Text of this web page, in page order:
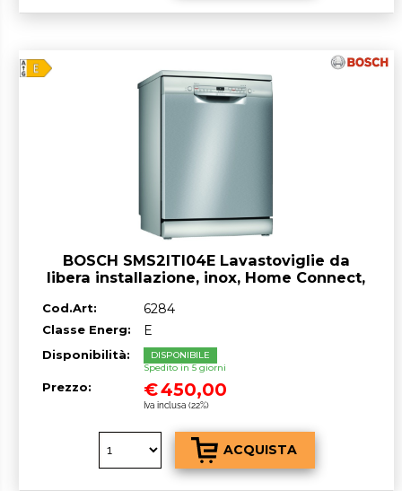
BOSCH SMS2ITI04E Lavastoviglie da
libera installazione, inox, Home Connect,
Cod.Art: 6284
Classe Energ: E
Disponibilità:
DISPONIBILE
Spedito in 5 giorni
Prezzo: €450,00
Iva inclusa (22%)